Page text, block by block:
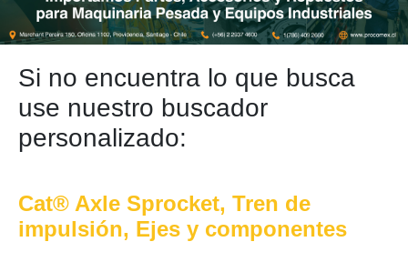
Si no encuentra lo que busca
use nuestro buscador
personalizado:
Cat® Axle Sprocket, Tren de
impulsión, Ejes y componentes